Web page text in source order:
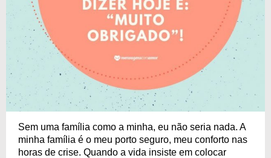
Sem uma família como a minha, eu não seria nada. A
minha família é o meu porto seguro, meu conforto nas
horas de crise. Quando a vida insiste em colocar